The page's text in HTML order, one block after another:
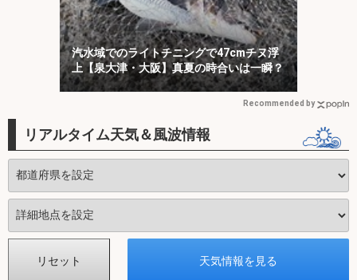
汽水域でのライトチニングで47cmチヌ浮
上【泉大津・大阪】真夏の時合いは一瞬？
Recommended by
リアルタイム天気＆風波情報